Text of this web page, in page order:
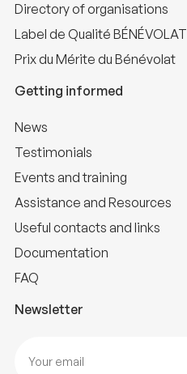
Directory of organisations
Label de Qualité BÉNÉVOLAT
Prix du Mérite du Bénévolat
Getting informed
News
Testimonials
Events and training
Assistance and Resources
Useful contacts and links
Documentation
FAQ
Newsletter